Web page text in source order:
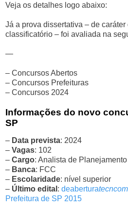
Veja os detalhes logo abaixo:
Já a prova dissertativa – de
classificatório – foi avaliada na
—
– Concursos Abertos
– Concursos Prefeituras
– Concursos 2024
Informações do novo
SP
– Data prevista: 2024
–Vagas: 102
–Cargo: Analista de
– Banca: FCC
– Escolaridade: nível superior
– Último edital :deaberturatecncom
Prefeitura de SP 2015